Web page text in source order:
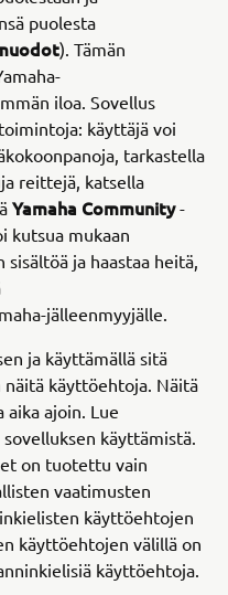
puolesta
). Tämän
iloa. Sovellus
käyttäjä voi
tarkastella
reittejä, katsella
Yamaha Community-
kutsua mukaan
sisältöä ja haastaa heitä,
jälleenmyyjälle.
ja käyttämällä sitä
käyttöehtoja. Näitä
ajoin. Lue
käyttämistä.
on tuotettu vain
vaatimusten
käyttöehtojen
käyttöehtojen välillä on
käyttöehtoja.